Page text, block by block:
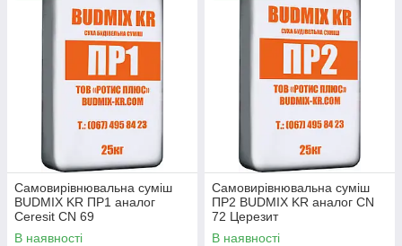
Самовирівнювальна суміш
BUDMIX KR ПР1 аналог
Ceresit CN 69
В наявності
Самовирівнювальна суміш
ПР2 BUDMIX KR аналог CN
72 Церезит
В наявності